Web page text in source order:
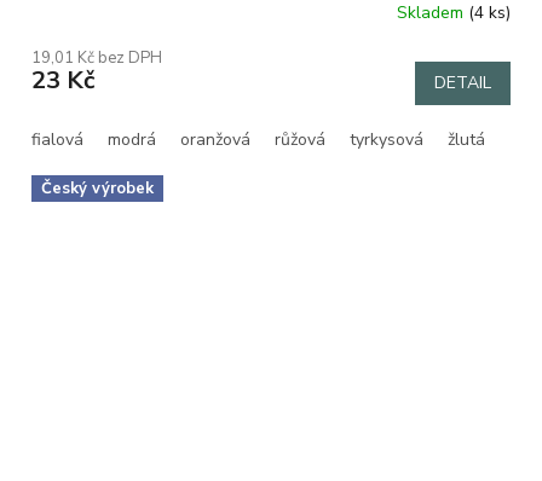
Skladem (4 ks)
19,01 Kč bez DPH
23 Kč DETAIL
fialová modrá oranžová růžová tyrkysová žlutá
Český výrobek